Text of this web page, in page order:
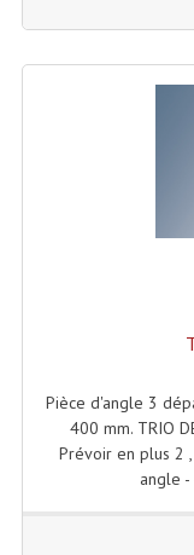
Pièce d'angle 3
400 mm. TRIO
Prévoir en plus 2
angle